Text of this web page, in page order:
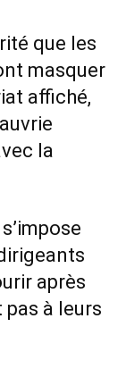
que les
masquer
affiché,
la
après
à leurs